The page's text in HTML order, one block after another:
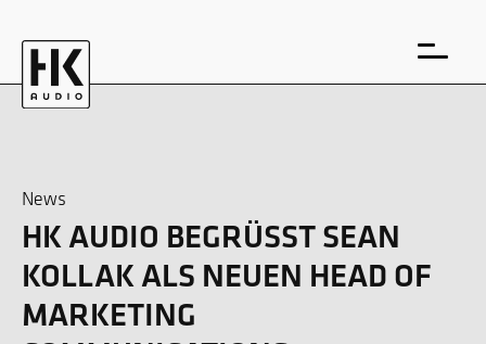
EN
News
HK AUDIO BEGRÜSST SEAN K
OLLAK ALS NEUEN HEAD OF M
ARKETING C